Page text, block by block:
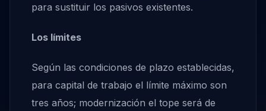
para sustituir los pasivos existentes.
Los límites
Según las condiciones de plazo establecidas,
para capital de trabajo el límite máximo son
tres años; modernización el tope será de